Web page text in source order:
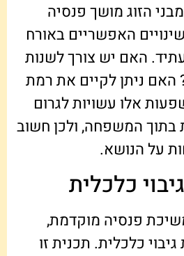
הזוג מושך פנסיה
האפשריים באורח
האם יש צורך לשנות
האם ניתן לקיים את רמת
אלו עשויות לגרום
בתוך המשפחה, ולכן חשוב
על הנושא.
כלכלית
פנסיה מוקדמת,
כלכלית. תכנית זו